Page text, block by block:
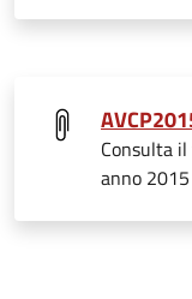
Consulta
anno 2015